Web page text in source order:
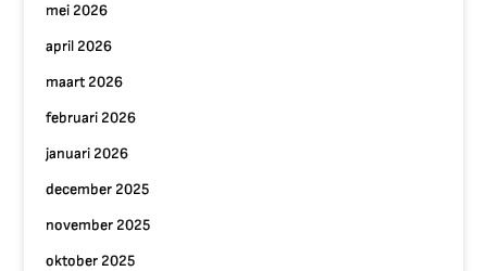
mei 2026
april 2026
maart 2026
februari 2026
januari 2026
december 2025
november 2025
oktober 2025